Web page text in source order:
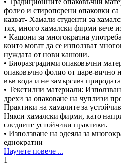
• Традиционните опаковъчни
фолио и стиропорени опаковки са
казват- Хамали студенти за
тях, много хамалски фирми вече
• Кашони за многократна
които могат да се използват
нуждата от нови кашони.
• Биоразградими опаковъчни
опаковъчно фолио от царе-вично
във вода и не замърсява
• Текстилни материали:
дрехи за опаковане на чупливи
Практики на хамалите за
Някои хамалски фирми, като
следните устойчиви практики:
• Използване на одеяла за
еднократни
Научете повече ...
1